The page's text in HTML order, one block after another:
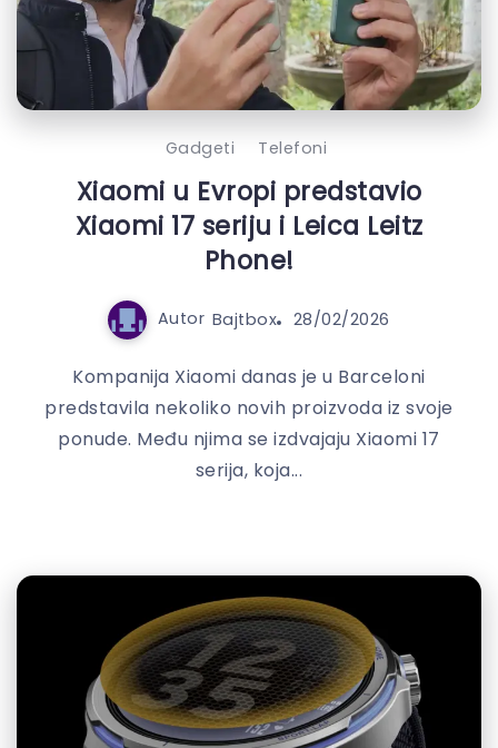
Gadgeti Telefoni
Xiaomi u Evropi predstavio
Xiaomi 17 seriju i Leica Leitz
Phone!
Autor Bajtbox 28/02/2026
Kompanija Xiaomi danas je u Barceloni
predstavila nekoliko novih proizvoda iz svoje
ponude. Među njima se izdvajaju Xiaomi 17
serija, koja...